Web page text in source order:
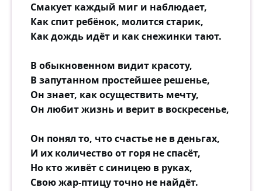
Смакует каждый миг и наблюдает,
Как спит ребёнок, молится старик,
Как дождь идёт и как снежинки тают.
В обыкновенном видит красоту,
В запутанном простейшее решенье,
Он знает, как осуществить мечту,
Он любит жизнь и верит в воскресенье,
Он понял то, что счастье не в деньгах,
И их количество от горя не спасёт,
Но кто живёт с синицею в руках,
Свою жар-птицу точно не найдёт.